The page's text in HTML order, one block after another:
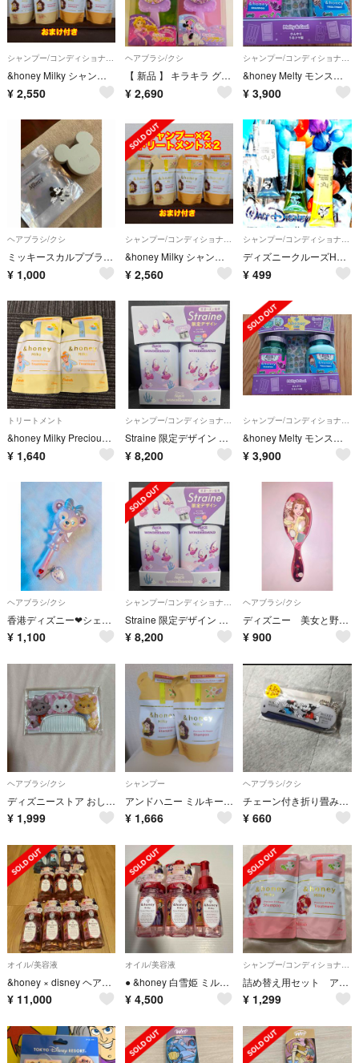
シャンプー/コンディショナーセット
&honey Milky シャンプー トリートメント 4点セット ベルデザイン
¥ 2,550
ヘアブラシ/クシ
【 新品 】 キラキラ グリッター ヘアブラシ ミニーマウス & ラプンツェル 2個セット Disney ディズニー プリンセス
¥ 2,690
シャンプー/コンディショナーセット
&honey Melty モンスターズインク シャンプー トリートメント セット
¥ 3,900
ヘアブラシ/クシ
ミッキースカルプブラシ 未使用品
¥ 1,000
シャンプー/コンディショナーセット
&honey Milky シャンプー トリートメント 4点セット ベルデザイン
¥ 2,560
シャンプー/コンディショナーセット
ディズニークルーズH2O ボディクリーム シャンプーコンディショナー３点セット
¥ 499
トリートメント
&honey Milky Precious EXリペア トリートメント 詰替2個
¥ 1,640
シャンプー/コンディショナーセット
Straine 限定デザイン 不思議の国のアリス シャンプー&トリートメント
¥ 8,200
シャンプー/コンディショナーセット
&honey Melty モンスターズインク シャンプー トリートメント セット
¥ 3,900
ヘアブラシ/クシ
香港ディズニー❤︎シェリーメイ❤︎ヘアブラシ
¥ 1,100
Straine 限定デザイン 不思議の国のアリス シャンプー&トリートメント
¥ 8,200
ヘアブラシ/クシ
ディズニー 美女と野獣 ベル くし ヘアブラシ Wet
¥ 900
ヘアブラシ/クシ
ディズニーストア おしゃれキャット コーム
¥ 1,999
シャンプー
アンドハニー ミルキー プレシャス EX リペア シャンプー1.0 つめかえ 限
¥ 1,666
ヘアブラシ/クシ
チェーン付き折り畳みくし
¥ 660
オイル/美容液
&honey × disney ヘアオイル アンドハニー ディズニー セット
¥ 11,000
オイル/美容液
● &honey 白雪姫 ミルキー プレシャスEXリペア ヘアオイル ×3
¥ 4,500
シャンプー/コンディショナーセット
詰め替え用セット アンドハニー ミルキー プレシャス EX リペア シャンプー
¥ 1,299